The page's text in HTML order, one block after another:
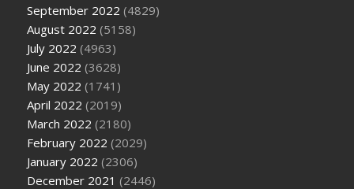
September 2022 (4829)
August 2022 (5158)
July 2022 (4963)
June 2022 (3628)
May 2022 (1741)
April 2022 (2019)
March 2022 (2180)
February 2022 (2029)
January 2022 (2306)
December 2021 (2446)